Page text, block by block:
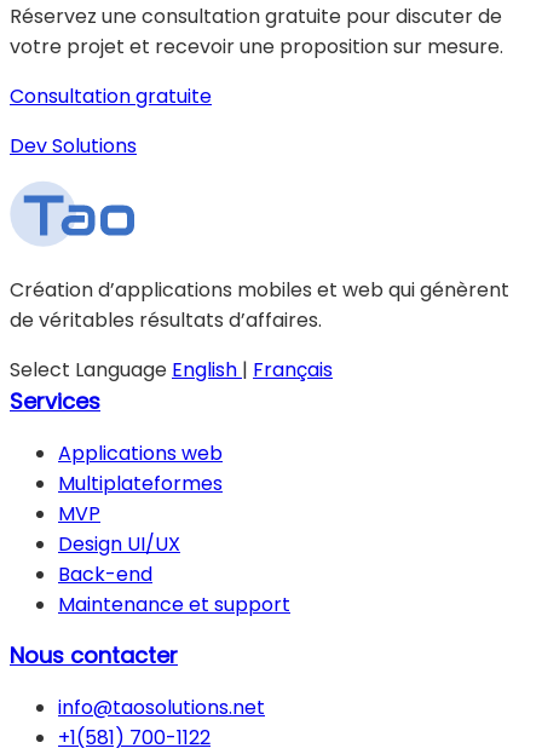
Réservez une consultation gratuite pour discuter de
votre projet et recevoir une proposition sur mesure.
Consultation gratuite
Dev Solutions
Création d’applications mobiles et web qui génèrent
de véritables résultats d’affaires.
Select Language English | Français
Services
Applications web
Multiplateformes
MVP
Design UI/UX
Back-end
Maintenance et support
Nous contacter
info@taosolutions.net
+1(581) 700-1122